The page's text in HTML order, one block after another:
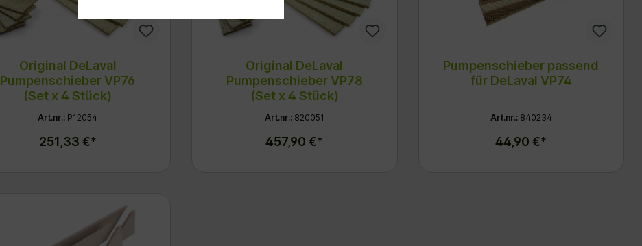
Original DeLaval
Pumpenschieber VP76
(Set x 4 Stück)
Art.nr.: P12054
251,33 €*
Original DeLaval
Pumpenschieber VP78
(Set x 4 Stück)
Art.nr.: 820051
457,90 €*
Pumpenschieber passend
für DeLaval VP74
Art.nr.: 840234
44,90 €*